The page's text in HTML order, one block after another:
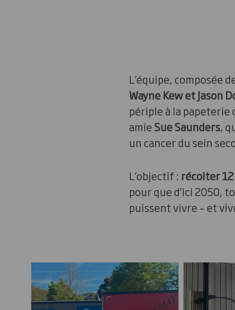
L’équipe, composée
Wayne Kew et Jason
périple à la papeterie
amieSue Saunders,
un cancer du sein
L’objectif : récolter
pour que d’ici 2050,
puissent vivre – et